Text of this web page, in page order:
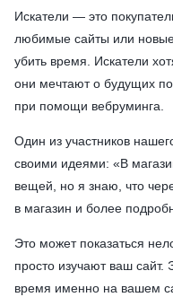
Искатели — это
любимые сайты или
убить время. Искатели
они мечтают о будущих
при помощи вебруминга.
Один из участников
своими идеями: «В
вещей, но я знаю, что
в магазин и более
Это может показаться
просто изучают ваш
время именно на вашем